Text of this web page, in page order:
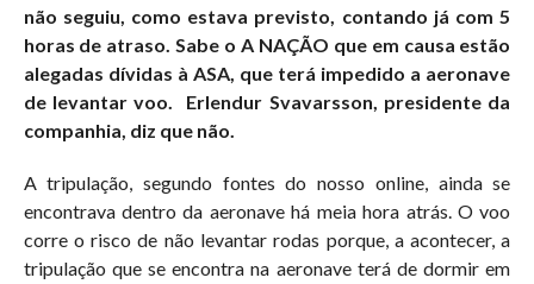
não seguiu, como estava previsto, contando já com 5
horas de atraso. Sabe o A NAÇÃO que em causa estão
alegadas dívidas à ASA, que terá impedido a aeronave
de levantar voo. Erlendur Svavarsson, presidente da
companhia, diz que não.
A tripulação, segundo fontes do nosso online, ainda se
encontrava dentro da aeronave há meia hora atrás. O voo
corre o risco de não levantar rodas porque, a acontecer, a
tripulação que se encontra na aeronave terá de dormir em